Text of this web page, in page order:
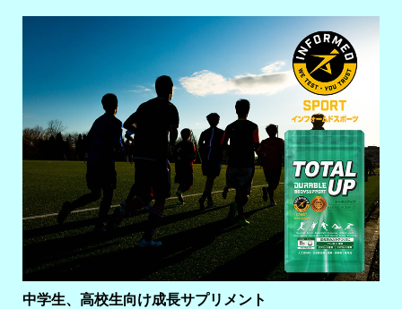
中学生、高校生向け成長サプリメント